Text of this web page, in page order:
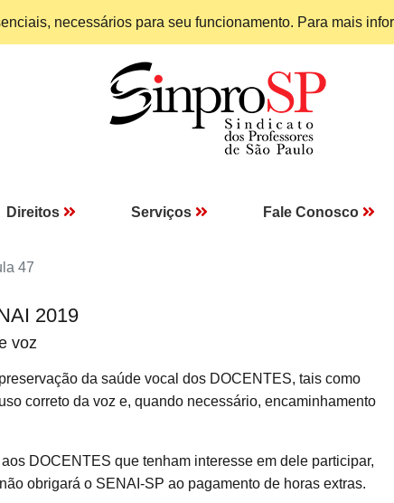
necessários para seu funcionamento. Para mais
Direitos Serviços Fale Conosco
47
2019
voz
da saúde vocal dos DOCENTES, tais como
correto da voz e, quando necessário, encaminhamento
DOCENTES que tenham interesse em dele participar,
obrigará o SENAI-SP ao pagamento de horas extras.